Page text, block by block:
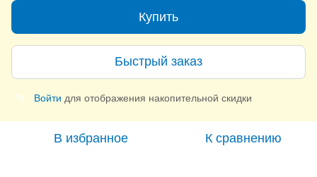
Купить
Быстрый заказ
% Войти для отображения накопительной скидки
В избранное К сравнению